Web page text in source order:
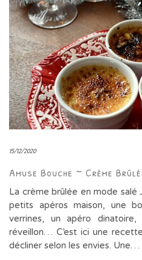
15/12/2020
Amuse Bouche ~ Crème
La crème brûlée en mode salé
petits apéros maison, une
verrines, un apéro
réveillon… C’est ici une
décliner selon les envies. Une…